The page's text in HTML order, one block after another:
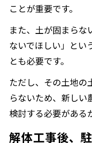
ことが重要です。
また、土が固まらな
ないでほしい」とい
とも必要です。
ただし、その土地の
らないため、新しい
検討する必要がある
解体工事後、